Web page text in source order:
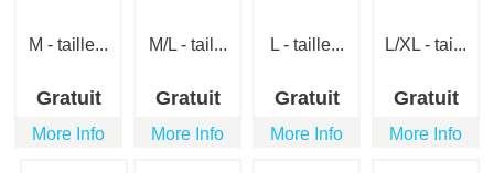
M - taille...
Gratuit
More Info
M/L - tail...
Gratuit
More Info
L - taille...
Gratuit
More Info
L/XL - tai...
Gratuit
More Info